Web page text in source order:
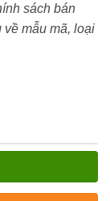
sách bán
mẫu mã, loại